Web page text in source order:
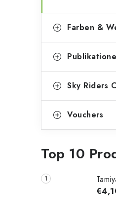
Farben &
Sky Riders
Vouchers
Top 10